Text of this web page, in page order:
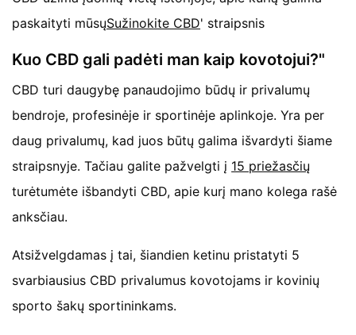
paskaityti mūsųSužinokite CBD' straipsnis
Kuo CBD gali padėti man kaip kovotojui?"
CBD turi daugybę panaudojimo būdų ir privalumų
bendroje, profesinėje ir sportinėje aplinkoje. Yra per
daug privalumų, kad juos būtų galima išvardyti šiame
straipsnyje. Tačiau galite pažvelgti į 15 priežasčių
turėtumėte išbandyti CBD, apie kurį mano kolega rašė
anksčiau.
Atsižvelgdamas į tai, šiandien ketinu pristatyti 5
svarbiausius CBD privalumus kovotojams ir kovinių
sporto šakų sportininkams.